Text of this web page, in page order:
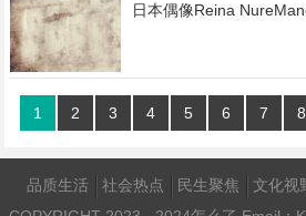
日本偶像Reina
1 2 3 4 5 6 7 8
品质生活 社会热点 民生聚焦 文化视